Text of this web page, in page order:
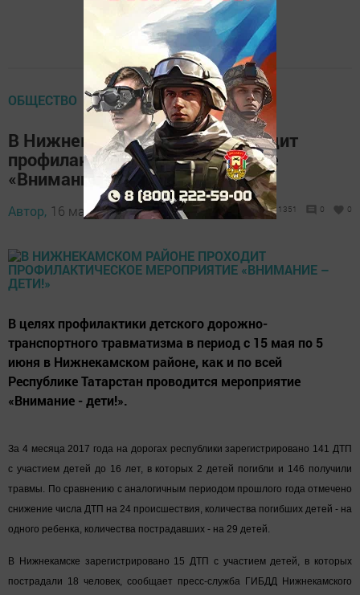
ОБЩЕСТВО
В Нижнекамском районе проходит
профилактическое мероприятие
«Внимание – дети!»
Автор, 16 мая 2017 - 06:25 1351 0 0
В целях профилактики детского дорожно-
транспортного травматизма в период с 15 мая по 5
июня в Нижнекамском районе, как и по всей
Республике Татарстан проводится мероприятие
«Внимание - дети!».
За 4 месяца 2017 года на дорогах республики зарегистрировано 141 ДТП
с участием детей до 16 лет, в которых 2 детей погибли и 146 получили
травмы. По сравнению с аналогичным периодом прошлого года отмечено
снижение числа ДТП на 24 происшествия, количества погибших детей - на
одного ребенка, количества пострадавших - на 29 детей.
В Нижнекамске зарегистрировано 15 ДТП с участием детей, в которых
пострадали 18 человек, сообщает пресс-служба ГИБДД Нижнекамского